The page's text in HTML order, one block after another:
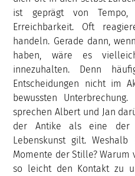
ist geprägt von Tempo,
Erreichbarkeit. Oft
handeln. Gerade dann,
haben, wäre es
innezuhalten. Denn
Entscheidungen nicht im
bewussten
sprechen Albert und Jan
der Antike als eine der
Lebenskunst gilt.
Momente der Stille?
so leicht den Kontakt zu